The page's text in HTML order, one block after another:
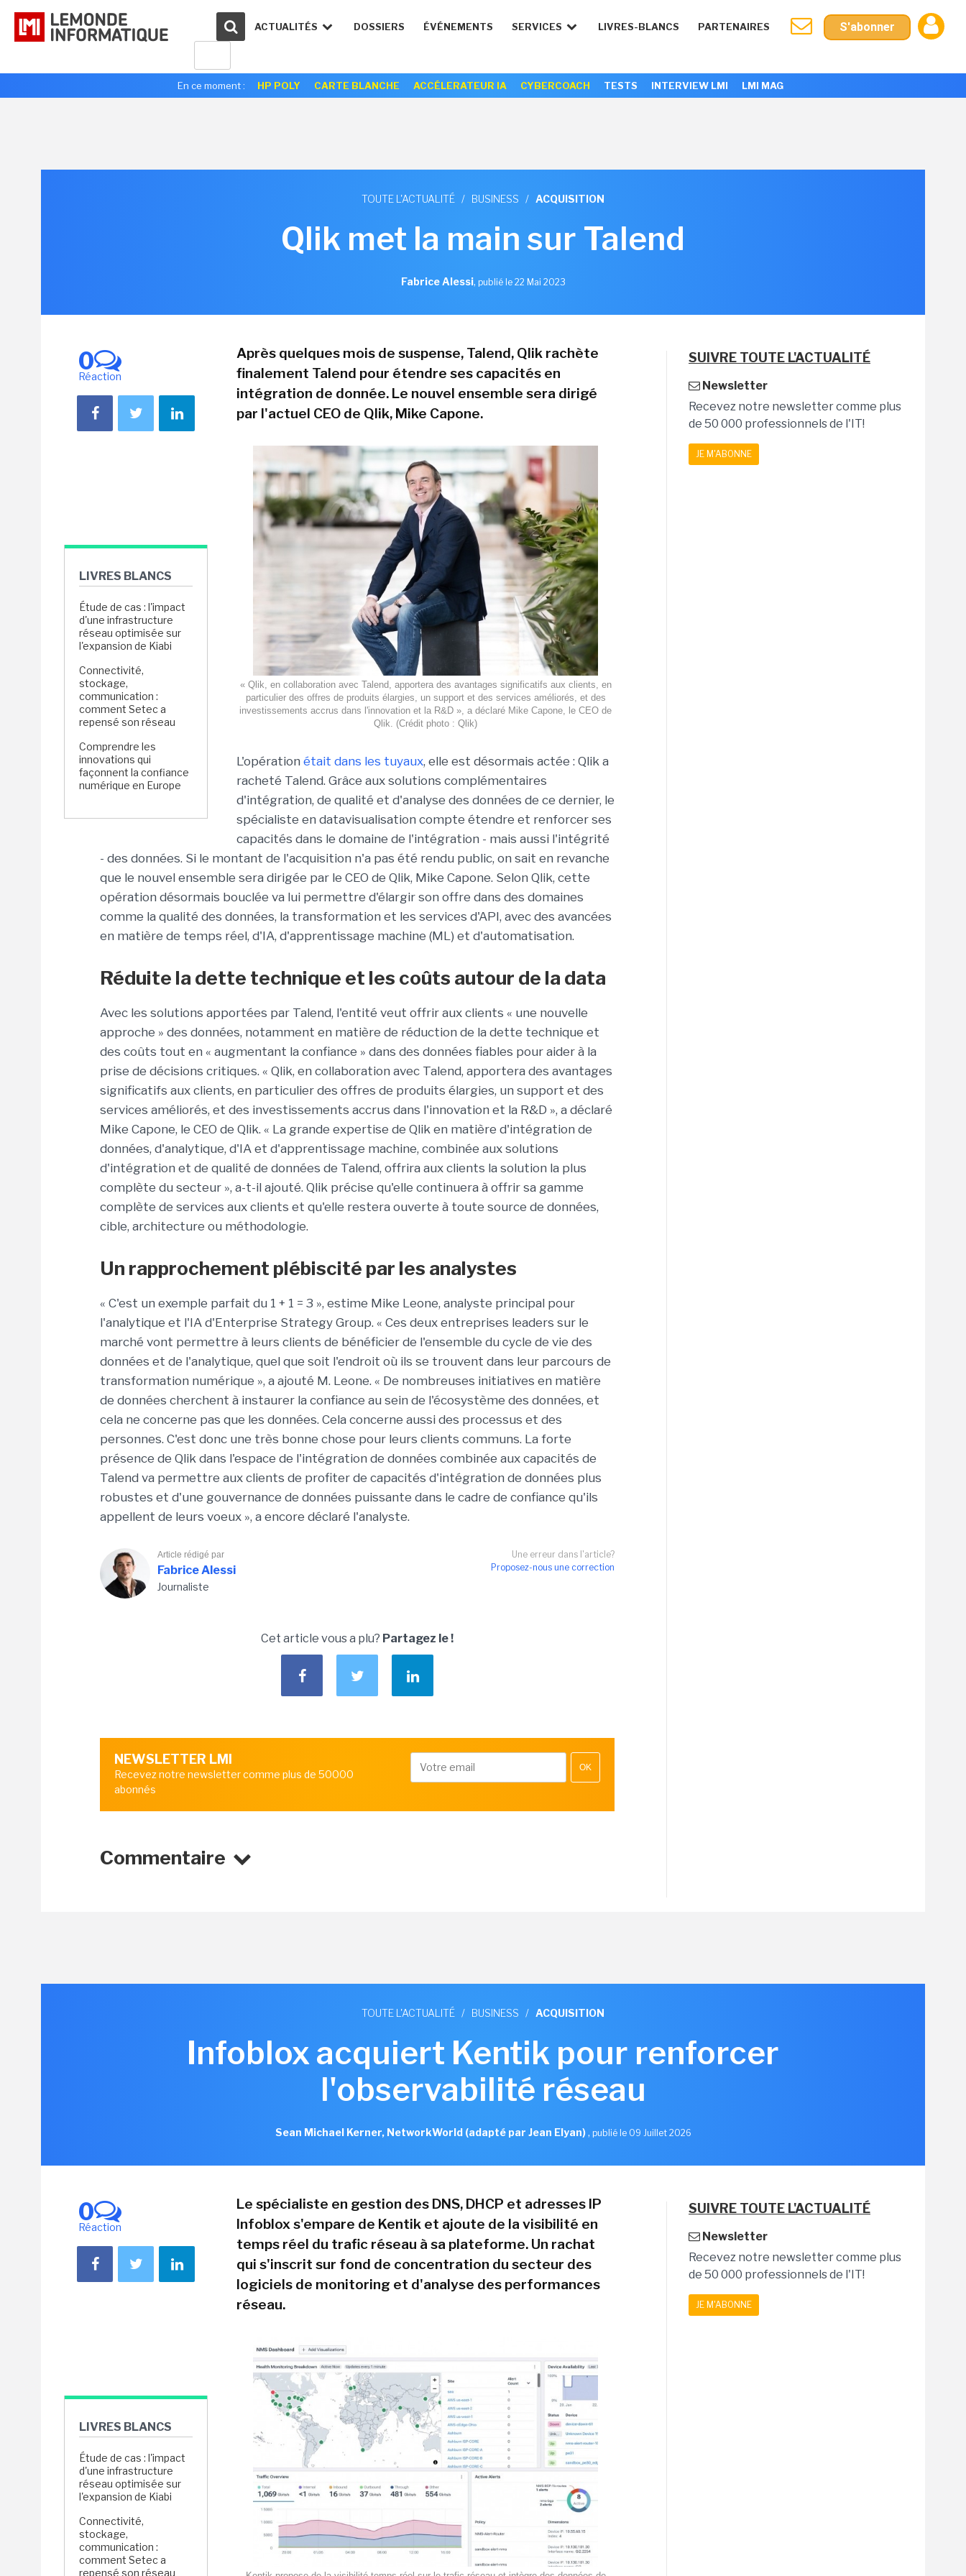
ACTUALITÉS DOSSIERS ÉVÉNEMENTS SERVICES LIVRES-BLANCS PARTENAIRES S'abonner
En ce moment : HP POLY CARTE BLANCHE ACCÉLERATEUR IA CYBERCOACH TESTS INTERVIEW LMI LMI MAG
TOUTE L'ACTUALITÉ / BUSINESS / ACQUISITION
Qlik met la main sur Talend
Fabrice Alessi, publié le 22 Mai 2023
0
Réaction
LIVRES BLANCS
Étude de cas : l'impact
d'une infrastructure
réseau optimisée sur
l'expansion de Kiabi
Connectivité,
stockage,
communication :
comment Setec a
repensé son réseau
Comprendre les
innovations qui
façonnent la confiance
numérique en Europe
Après quelques mois de suspense, Talend, Qlik rachète
finalement Talend pour étendre ses capacités en
intégration de donnée. Le nouvel ensemble sera dirigé
par l'actuel CEO de Qlik, Mike Capone.
« Qlik, en collaboration avec Talend, apportera des avantages significatifs aux clients, en
particulier des offres de produits élargies, un support et des services améliorés, et des
investissements accrus dans l'innovation et la R&D », a déclaré Mike Capone, le CEO de
Qlik. (Crédit photo : Qlik)
L'opération était dans les tuyaux, elle est désormais actée : Qlik a
racheté Talend. Grâce aux solutions complémentaires
d'intégration, de qualité et d'analyse des données de ce dernier, le
spécialiste en datavisualisation compte étendre et renforcer ses
capacités dans le domaine de l'intégration - mais aussi l'intégrité
- des données. Si le montant de l'acquisition n'a pas été rendu public, on sait en revanche
que le nouvel ensemble sera dirigée par le CEO de Qlik, Mike Capone. Selon Qlik, cette
opération désormais bouclée va lui permettre d'élargir son offre dans des domaines
comme la qualité des données, la transformation et les services d'API, avec des avancées
en matière de temps réel, d'IA, d'apprentissage machine (ML) et d'automatisation.
Réduite la dette technique et les coûts autour de la data
Avec les solutions apportées par Talend, l'entité veut offrir aux clients « une nouvelle
approche » des données, notamment en matière de réduction de la dette technique et
des coûts tout en « augmentant la confiance » dans des données fiables pour aider à la
prise de décisions critiques. « Qlik, en collaboration avec Talend, apportera des avantages
significatifs aux clients, en particulier des offres de produits élargies, un support et des
services améliorés, et des investissements accrus dans l'innovation et la R&D », a déclaré
Mike Capone, le CEO de Qlik. « La grande expertise de Qlik en matière d'intégration de
données, d'analytique, d'IA et d'apprentissage machine, combinée aux solutions
d'intégration et de qualité de données de Talend, offrira aux clients la solution la plus
complète du secteur », a-t-il ajouté. Qlik précise qu'elle continuera à offrir sa gamme
complète de services aux clients et qu'elle restera ouverte à toute source de données,
cible, architecture ou méthodologie.
Un rapprochement plébiscité par les analystes
« C'est un exemple parfait du 1 + 1 = 3 », estime Mike Leone, analyste principal pour
l'analytique et l'IA d'Enterprise Strategy Group. « Ces deux entreprises leaders sur le
marché vont permettre à leurs clients de bénéficier de l'ensemble du cycle de vie des
données et de l'analytique, quel que soit l'endroit où ils se trouvent dans leur parcours de
transformation numérique », a ajouté M. Leone. « De nombreuses initiatives en matière
de données cherchent à instaurer la confiance au sein de l'écosystème des données, et
cela ne concerne pas que les données. Cela concerne aussi des processus et des
personnes. C'est donc une très bonne chose pour leurs clients communs. La forte
présence de Qlik dans l'espace de l'intégration de données combinée aux capacités de
Talend va permettre aux clients de profiter de capacités d'intégration de données plus
robustes et d'une gouvernance de données puissante dans le cadre de confiance qu'ils
appellent de leurs voeux », a encore déclaré l'analyste.
Une erreur dans l'article?
Proposez-nous une correction
Article rédigé par
Fabrice Alessi
Journaliste
Cet article vous a plu? Partagez le !
NEWSLETTER LMI
Recevez notre newsletter comme plus de 50000
abonnés
OK
Commentaire
SUIVRE TOUTE L'ACTUALITÉ
Newsletter
Recevez notre newsletter comme plus
de 50 000 professionnels de l'IT!
JE M'ABONNE
TOUTE L'ACTUALITÉ / BUSINESS / ACQUISITION
Infoblox acquiert Kentik pour renforcer
l'observabilité réseau
Sean Michael Kerner, NetworkWorld (adapté par Jean Elyan), publié le 09 Juillet 2026
0
Réaction
LIVRES BLANCS
Étude de cas : l'impact
d'une infrastructure
réseau optimisée sur
l'expansion de Kiabi
Connectivité,
stockage,
communication :
comment Setec a
repensé son réseau
Le spécialiste en gestion des DNS, DHCP et adresses IP
Infoblox s'empare de Kentik et ajoute de la visibilité en
temps réel du trafic réseau à sa plateforme. Un rachat
qui s'inscrit sur fond de concentration du secteur des
logiciels de monitoring et d'analyse des performances
réseau.
SUIVRE TOUTE L'ACTUALITÉ
Newsletter
Recevez notre newsletter comme plus
de 50 000 professionnels de l'IT!
JE M'ABONNE